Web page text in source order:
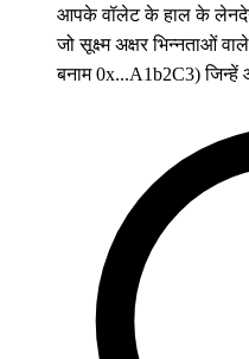
आपके वॉलेट के हाल के
जो सूक्ष्म अक्षर भिन्नताओं
बनाम 0x...A1b2C3) जिन्हें